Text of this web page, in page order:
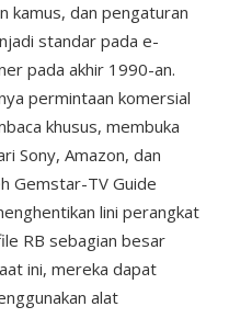
kamus, dan pengaturan
standar pada e-
pada akhir 1990-an.
permintaan komersial
khusus, membuka
Sony, Amazon, dan
Gemstar-TV Guide
lini perangkat
RB sebagian besar
ini, mereka dapat
alat